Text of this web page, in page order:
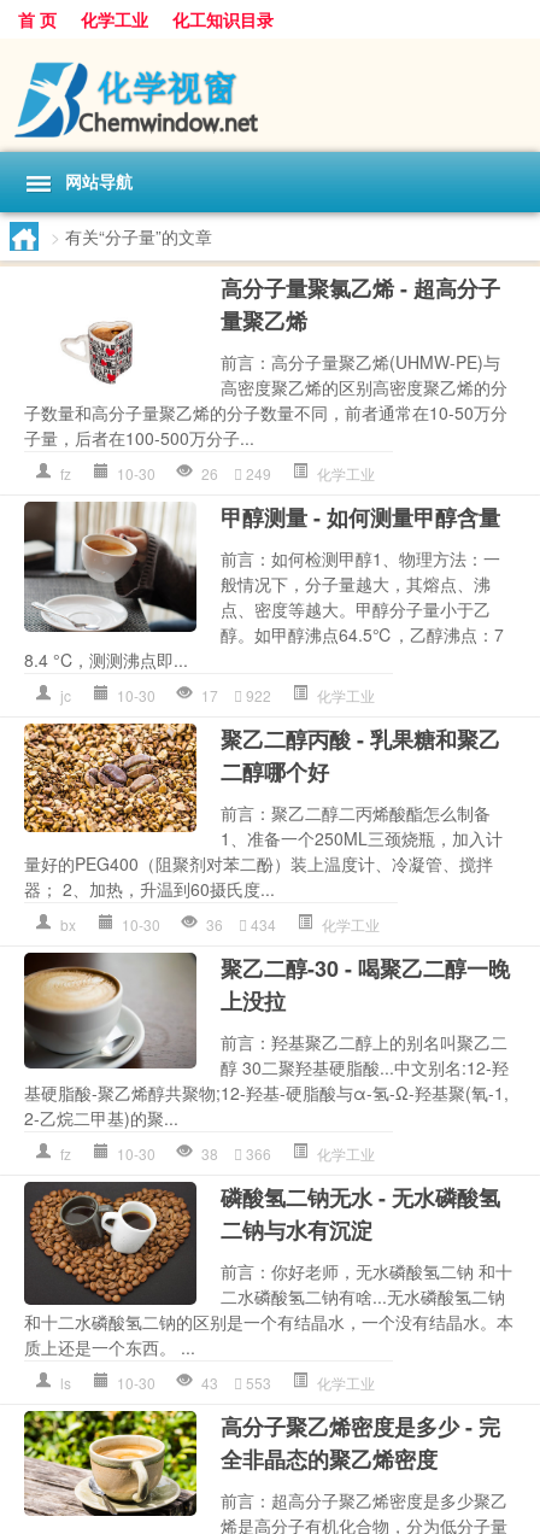
首 页 化学工业 化工知识目录
网站导航
> 有关“分子量”的文章
高分子量聚氯乙烯 - 超高分子
量聚乙烯
前言：高分子量聚乙烯(UHMW-PE)与
高密度聚乙烯的区别高密度聚乙烯的分
子数量和高分子量聚乙烯的分子数量不同，前者通常在10-50万分
子量，后者在100-500万分子...
fz 10-30 26 249 化学工业
甲醇测量 - 如何测量甲醇含量
前言：如何检测甲醇1、物理方法：一
般情况下，分子量越大，其熔点、沸
点、密度等越大。甲醇分子量小于乙
醇。如甲醇沸点64.5℃，乙醇沸点：7
8.4 °C，测测沸点即...
jc 10-30 17 922 化学工业
聚乙二醇丙酸 - 乳果糖和聚乙
二醇哪个好
前言：聚乙二醇二丙烯酸酯怎么制备
1、准备一个250ML三颈烧瓶，加入计
量好的PEG400（阻聚剂对苯二酚）装上温度计、冷凝管、搅拌
器； 2、加热，升温到60摄氏度...
bx 10-30 36 434 化学工业
聚乙二醇-30 - 喝聚乙二醇一晚
上没拉
前言：羟基聚乙二醇上的别名叫聚乙二
醇 30二聚羟基硬脂酸...中文别名:12-羟
基硬脂酸-聚乙烯醇共聚物;12-羟基-硬脂酸与α-氢-Ω-羟基聚(氧-1,
2-乙烷二甲基)的聚...
fz 10-30 38 366 化学工业
磷酸氢二钠无水 - 无水磷酸氢
二钠与水有沉淀
前言：你好老师，无水磷酸氢二钠 和十
二水磷酸氢二钠有啥...无水磷酸氢二钠
和十二水磷酸氢二钠的区别是一个有结晶水，一个没有结晶水。本
质上还是一个东西。 ...
ls 10-30 43 553 化学工业
高分子聚乙烯密度是多少 - 完
全非晶态的聚乙烯密度
前言：超高分子聚乙烯密度是多少聚乙
烯是高分子有机化合物，分为低分子量